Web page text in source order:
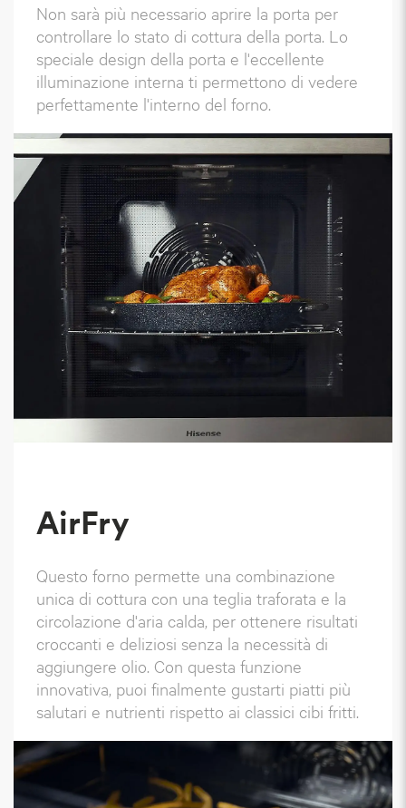
Non sarà più necessario aprire la porta per
controllare lo stato di cottura della porta. Lo
speciale design della porta e l'eccellente
illuminazione interna ti permettono di vedere
perfettamente l'interno del forno.
AirFry
Questo forno permette una combinazione
unica di cottura con una teglia traforata e la
circolazione d'aria calda, per ottenere risultati
croccanti e deliziosi senza la necessità di
aggiungere olio. Con questa funzione
innovativa, puoi finalmente gustarti piatti più
salutari e nutrienti rispetto ai classici cibi fritti.